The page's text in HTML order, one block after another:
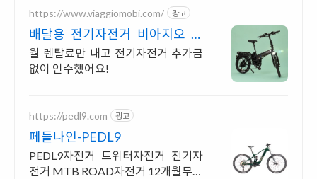
https://www.viaggiomobi.com/ 광고
배달용 전기자전거 비아지오 추
가금0원, 출퇴근자전거마련
월 렌탈료만 내고 전기자전거 추가금
없이 인수했어요!
https://pedl9.com 광고
페들나인-PEDL9
PEDL9자전거 트위터자전거 전기자
전거 MTB ROAD자전거 12개월무이